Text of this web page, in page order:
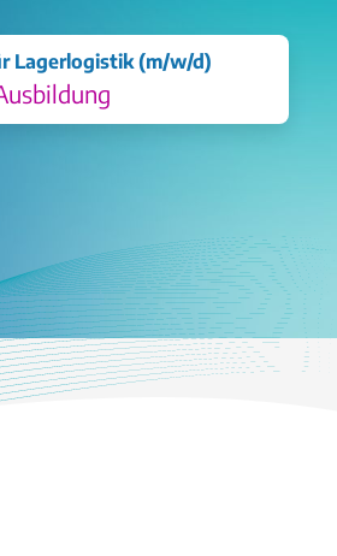
Lagerlogistik (m/w/d)